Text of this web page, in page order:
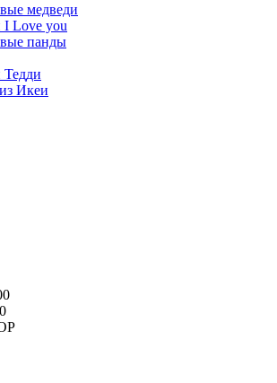
медведи
Love you
панды
Икеи